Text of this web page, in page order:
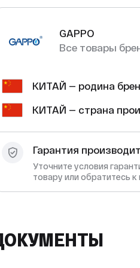
GAPPO
Все товары
КИТАЙ — родина
КИТАЙ — страна
Гарантия
Уточните условия
товару или обратитесь